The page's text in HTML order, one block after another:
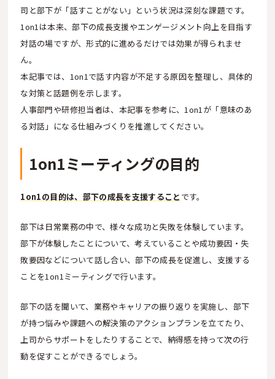
司と部下が「話すことがない」という状況は深刻な課題です。
1on1は本来、部下の成長支援やエンゲージメント向上を目指す
対話の場ですが、形式的に進めるだけでは効果が得られませ
ん。
本記事では、1on1で話す内容が不足する原因を整理し、具体的
な対策と話題例を示します。
人事部門や研修担当者は、本記事を参考に、1on1が「意味のあ
る対話」になる仕組みづくりを推進してください。
1on1ミーティングの目的
1on1の目的は、部下の成長を支援すること です。
部下は日常業務の中で、様々な成功と失敗を体験しています。
部下が体験したことについて、考えていることや成功要因・失
敗要因などについて話し合い、部下の成長を促進し、支援する
ことを1on1ミーティングで行います。
部下の話を聞いて、業務やキャリアの振り返りを実施し、部下
が持つ悩みや課題への解決策のアクションプランを立てたり、
上司からサポートをしたりすることで、納得感を持って次の行
動を促すことができるでしょう。